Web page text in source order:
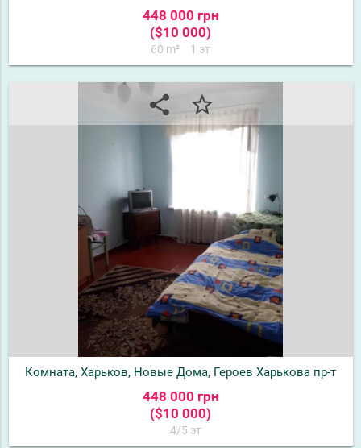
448 000 грн
($10 000)
60 m² 1 эт
share star_border
Комната, Харьков, Новые Дома, Героев Харькова пр-т
448 000 грн
($10 000)
4/5 эт